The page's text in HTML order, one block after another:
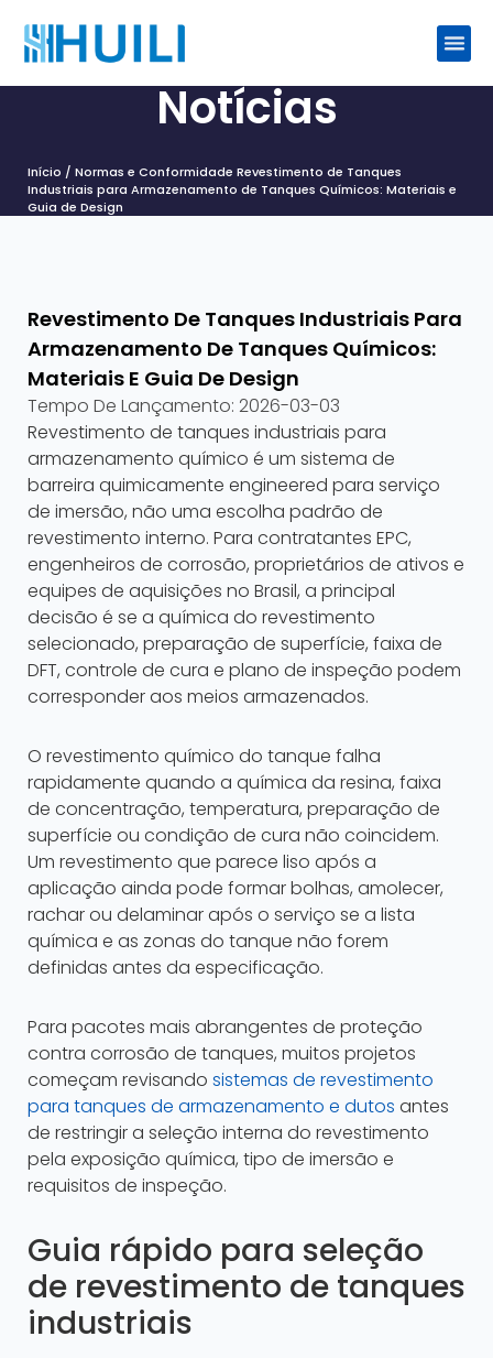
Notícias
Início / Normas e Conformidade Revestimento de Tanques
Industriais para Armazenamento de Tanques Químicos: Materiais e
Guia de Design
Revestimento De Tanques Industriais Para
Armazenamento De Tanques Químicos:
Materiais E Guia De Design
Tempo De Lançamento: 2026-03-03
Revestimento de tanques industriais para
armazenamento químico é um sistema de
barreira quimicamente engineered para serviço
de imersão, não uma escolha padrão de
revestimento interno. Para contratantes EPC,
engenheiros de corrosão, proprietários de ativos e
equipes de aquisições no Brasil, a principal
decisão é se a química do revestimento
selecionado, preparação de superfície, faixa de
DFT, controle de cura e plano de inspeção podem
corresponder aos meios armazenados.
O revestimento químico do tanque falha
rapidamente quando a química da resina, faixa
de concentração, temperatura, preparação de
superfície ou condição de cura não coincidem.
Um revestimento que parece liso após a
aplicação ainda pode formar bolhas, amolecer,
rachar ou delaminar após o serviço se a lista
química e as zonas do tanque não forem
definidas antes da especificação.
Para pacotes mais abrangentes de proteção
contra corrosão de tanques, muitos projetos
começam revisando sistemas de revestimento
para tanques de armazenamento e dutos antes
de restringir a seleção interna do revestimento
pela exposição química, tipo de imersão e
requisitos de inspeção.
Guia rápido para seleção
de revestimento de tanques
industriais